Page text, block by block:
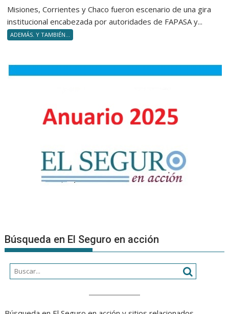
Misiones, Corrientes y Chaco fueron escenario de una gira
institucional encabezada por autoridades de FAPASA y...
ADEMÁS. Y TAMBIÉN...
Búsqueda en El Seguro en acción